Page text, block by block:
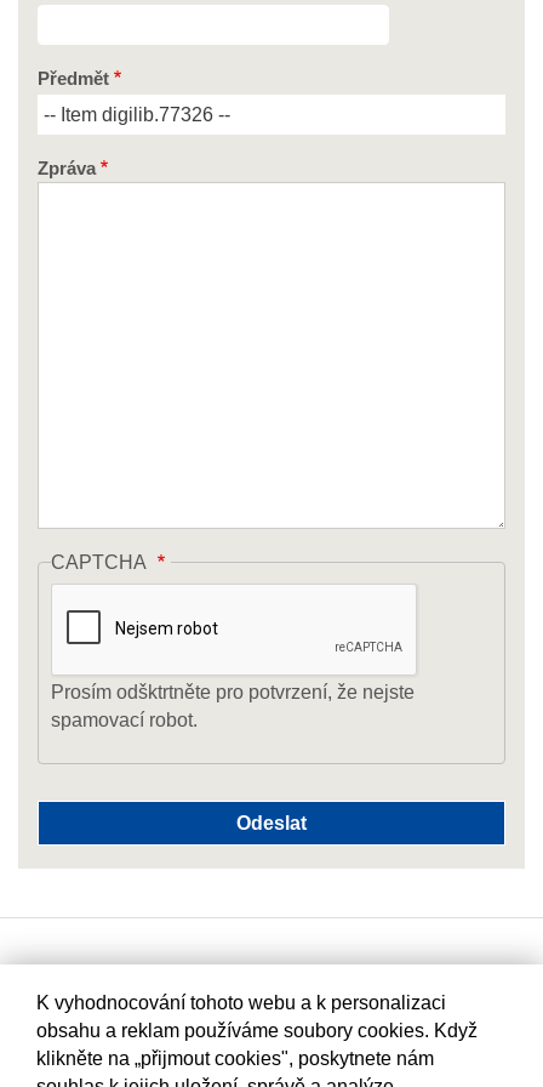
Předmět
Zpráva
CAPTCHA
Prosím odšktrtněte pro potvrzení, že nejste
spamovací robot.
K vyhodnocování tohoto webu a k personalizaci
obsahu a reklam používáme soubory cookies. Když
klikněte na „přijmout cookies", poskytnete nám